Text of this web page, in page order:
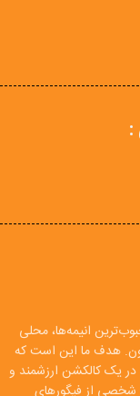
:
انیمه‌ها، محلی
هدف ما این است که
در یک کالکشن ارزشمند و
شخصی از فیگورهای